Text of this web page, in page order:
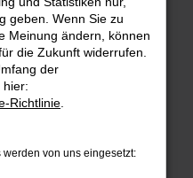
nach
unsere Audi
Würzburg
Audi
geben. Wenn Sie zu
Meinung ändern, können
die Zukunft widerrufen.
der
hier:
Richtlinie
von uns eingesetzt: